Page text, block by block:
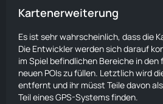
Kartenerweiterung
Es ist sehr wahrscheinlich, dass die
Die Entwickler werden sich darauf
im Spiel befindlichen Bereiche in
neuen POIs zu füllen. Letztlich wird
entfernt und ihr müsst Teile davon
Teil eines GPS-Systems finden.